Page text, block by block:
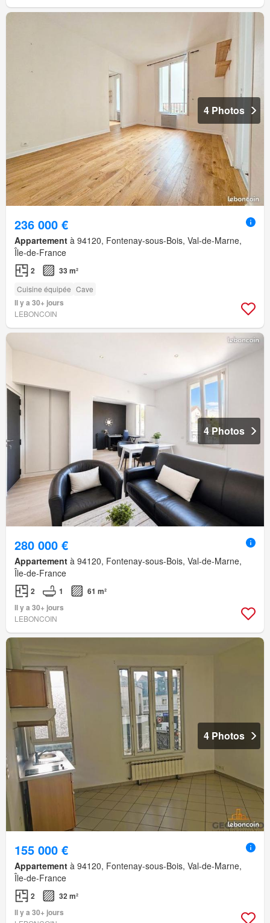
4 Photos
236 000 €
Appartement à 94120, Fontenay-sous-Bois, Val-de-Marne,
Île-de-France
2 33 m²
Cuisine équipée Cave
Il y a 30+ jours
LEBONCOIN
4 Photos
280 000 €
Appartement à 94120, Fontenay-sous-Bois, Val-de-Marne,
Île-de-France
2 1
61 m²
Il y a 30+ jours
LEBONCOIN
4 Photos
155 000 €
Appartement à 94120, Fontenay-sous-Bois, Val-de-Marne,
Île-de-France
2
32 m²
Il y a 30+ jours